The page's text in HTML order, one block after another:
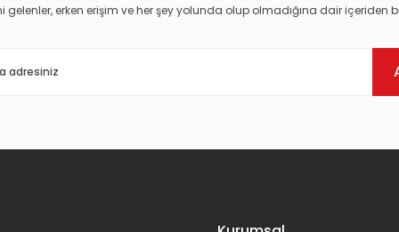
gelenler, erken erişim ve her şey yolunda olup olmadığına dair içeriden